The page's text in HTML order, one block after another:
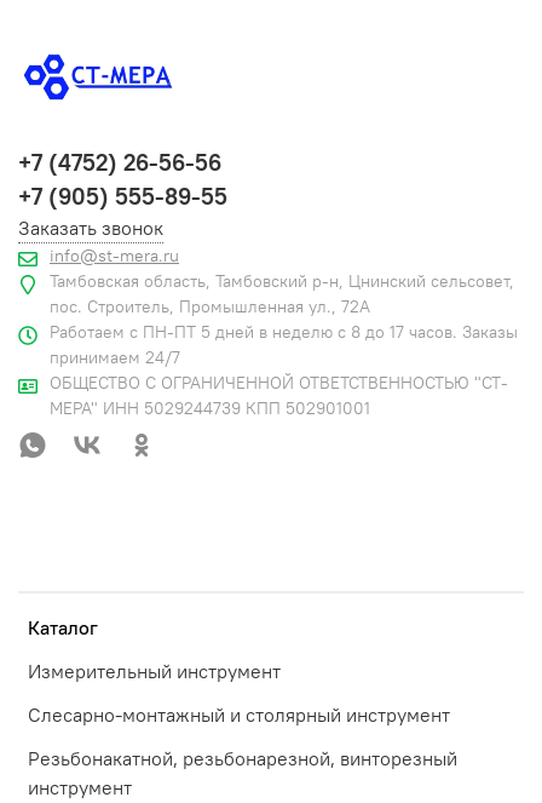
Каталог
Измерительный инструмент
Слесарно-монтажный и столярный инструмент
Резьбонакатной, резьбонарезной, винторезный
инструмент
+7 (4752) 26-56-56
+7 (905) 555-89-55
Заказать звонок
info@st-mera.ru
Тамбовская область, Тамбовский р-н, Цнинский сельсовет,
пос. Строитель, Промышленная ул., 72А
Работаем с ПН-ПТ 5 дней в неделю с 8 до 17 часов. Заказы
принимаем 24/7
ОБЩЕСТВО С ОГРАНИЧЕННОЙ ОТВЕТСТВЕННОСТЬЮ "СТ-
МЕРА" ИНН 5029244739 КПП 502901001